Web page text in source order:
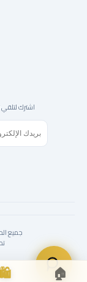
اشترك
جميع الحقوق
🏠
🛍️